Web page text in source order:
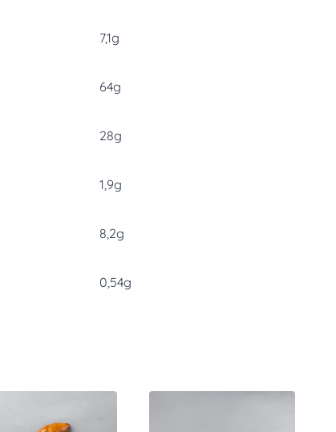
7,1g
64g
28g
1,9g
8,2g
0,54g